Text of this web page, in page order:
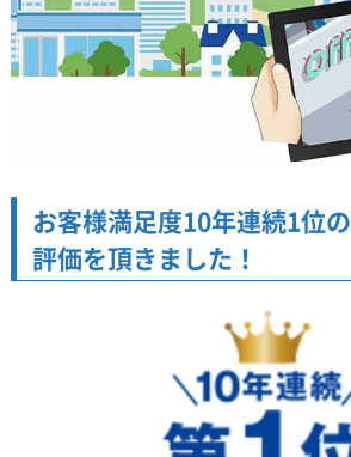
お客様満足度10年連続1位の
評価を頂きました！